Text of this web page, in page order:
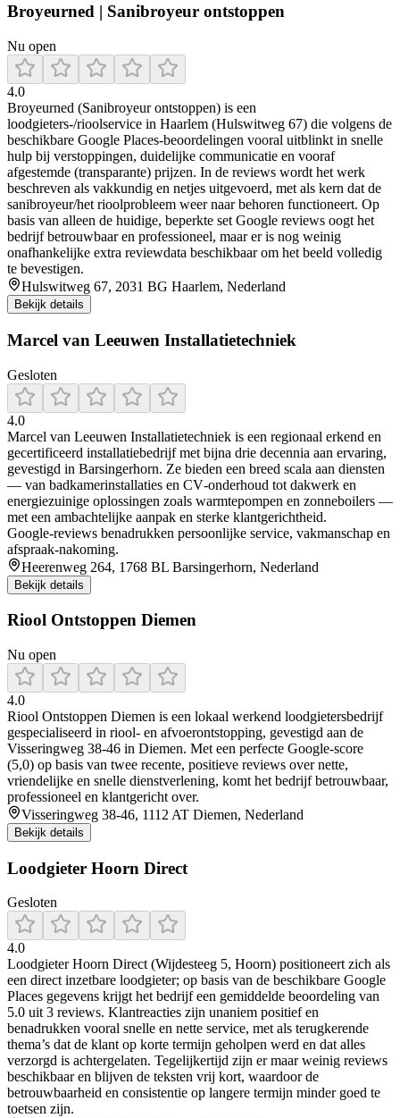
Broyeurned | Sanibroyeur ontstoppen
Nu open
4.0
Broyeurned (Sanibroyeur ontstoppen) is een
loodgieters-/rioolservice in Haarlem (Hulswitweg 67) die volgens de
beschikbare Google Places-beoordelingen vooral uitblinkt in snelle
hulp bij verstoppingen, duidelijke communicatie en vooraf
afgestemde (transparante) prijzen. In de reviews wordt het werk
beschreven als vakkundig en netjes uitgevoerd, met als kern dat de
sanibroyeur/het rioolprobleem weer naar behoren functioneert. Op
basis van alleen de huidige, beperkte set Google reviews oogt het
bedrijf betrouwbaar en professioneel, maar er is nog weinig
onafhankelijke extra reviewdata beschikbaar om het beeld volledig
te bevestigen.
Hulswitweg 67, 2031 BG Haarlem, Nederland
Bekijk details
Marcel van Leeuwen Installatietechniek
Gesloten
4.0
Marcel van Leeuwen Installatietechniek is een regionaal erkend en
gecertificeerd installatiebedrijf met bijna drie decennia aan ervaring,
gevestigd in Barsingerhorn. Ze bieden een breed scala aan diensten
— van badkamerinstallaties en CV‑onderhoud tot dakwerk en
energiezuinige oplossingen zoals warmtepompen en zonneboilers —
met een ambachtelijke aanpak en sterke klantgerichtheid.
Google‑reviews benadrukken persoonlijke service, vakmanschap en
afspraak‑nakoming.
Heerenweg 264, 1768 BL Barsingerhorn, Nederland
Bekijk details
Riool Ontstoppen Diemen
Nu open
4.0
Riool Ontstoppen Diemen is een lokaal werkend loodgietersbedrijf
gespecialiseerd in riool- en afvoerontstopping, gevestigd aan de
Visseringweg 38‑46 in Diemen. Met een perfecte Google‑score
(5,0) op basis van twee recente, positieve reviews over nette,
vriendelijke en snelle dienstverlening, komt het bedrijf betrouwbaar,
professioneel en klantgericht over.
Visseringweg 38-46, 1112 AT Diemen, Nederland
Bekijk details
Loodgieter Hoorn Direct
Gesloten
4.0
Loodgieter Hoorn Direct (Wijdesteeg 5, Hoorn) positioneert zich als
een direct inzetbare loodgieter; op basis van de beschikbare Google
Places gegevens krijgt het bedrijf een gemiddelde beoordeling van
5.0 uit 3 reviews. Klantreacties zijn unaniem positief en
benadrukken vooral snelle en nette service, met als terugkerende
thema’s dat de klant op korte termijn geholpen werd en dat alles
verzorgd is achtergelaten. Tegelijkertijd zijn er maar weinig reviews
beschikbaar en blijven de teksten vrij kort, waardoor de
betrouwbaarheid en consistentie op langere termijn minder goed te
toetsen zijn.